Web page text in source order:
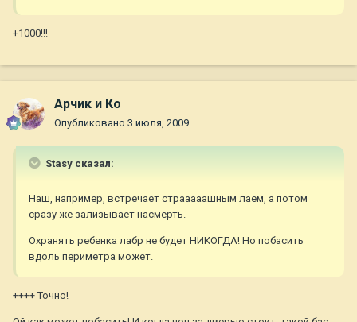
+1000!!!
Арчик и Ко
Опубликовано 3 июля, 2009
Stasy сказал:
Наш, например, встречает страаааашным лаем, а потом
сразу же зализывает насмерть.
Охранять ребенка лабр не будет НИКОГДА! Но побасить
вдоль периметра может.
++++ Точно!